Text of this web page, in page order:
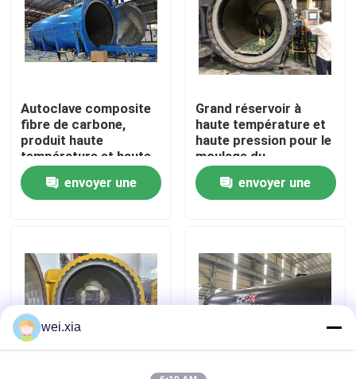
Vidéos
Visite de l'usine
Contrôle de la qualité
Nouvelles
Les affaires
Autoclave composite
fibre de carbone,
produit haute
température et haute
pression, supporte la
personnalisation,
système complet
envoyer une
Grand réservoir à
haute température et
haute pression pour le
moulage du
durcissement à la
fibre de carbone
envoyer une
wei.xia